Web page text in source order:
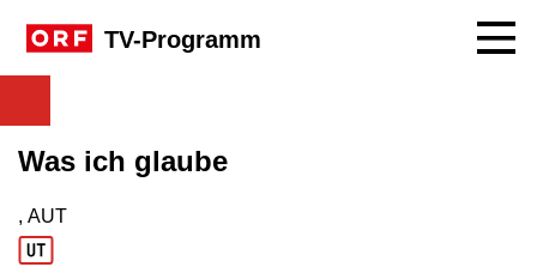
TV-Programm
Was ich glaube
Produktionsland: AUT
, AUT